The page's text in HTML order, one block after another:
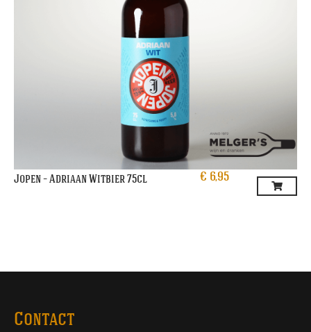
Jopen – Adriaan Witbier 75cl € 6,95
Contact